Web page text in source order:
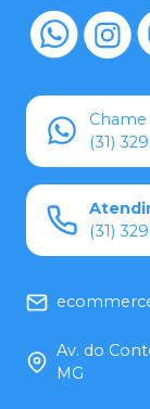
(31)
(31)
Av. do
MG